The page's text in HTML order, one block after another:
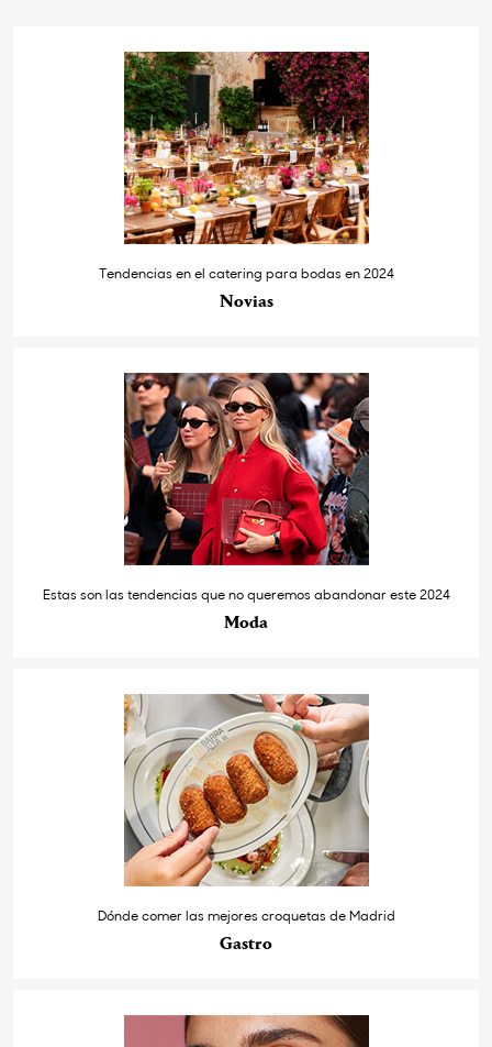
Tendencias en el catering para bodas en 2024
Novias
Estas son las tendencias que no queremos abandonar este 2024
Moda
Dónde comer las mejores croquetas de Madrid
Gastro